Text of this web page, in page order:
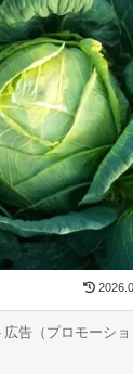
告（プロモーシ